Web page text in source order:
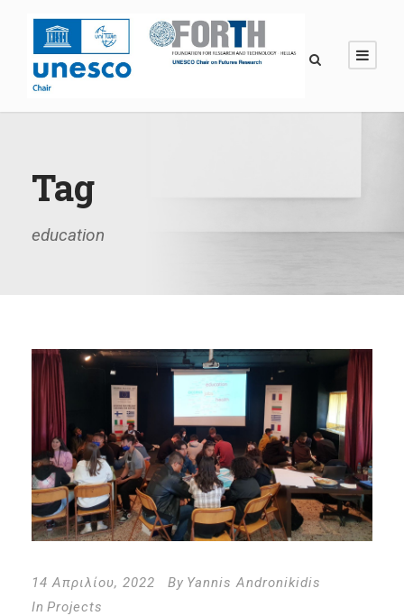
Tag
education
14 Απριλίου, 2022 By Yannis Andronikidis
In Projects